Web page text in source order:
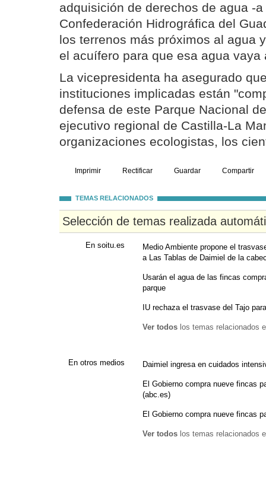
adquisición de derechos de agua -
Confederación Hidrográfica del
los terrenos más próximos al agua
el acuífero para que esa agua vaya
La vicepresidenta ha asegurado
instituciones implicadas están
defensa de este Parque Nacional
ejecutivo regional de Castilla-La
organizaciones ecologistas, los
Imprimir Rectificar Guardar Compartir
TEMAS RELACIONADOS
Selección de temas realizada
En soitu.es
Medio Ambiente propone el
a Las Tablas de Daimiel de la
Usarán el agua de las fincas
parque
IU rechaza el trasvase del Tajo
Ver todos los temas relacionados
En otros medios Daimiel ingresa en cuidados
El Gobierno compra nueve fincas
(abc.es)
El Gobierno compra nueve fincas
Ver todos los temas relacionados